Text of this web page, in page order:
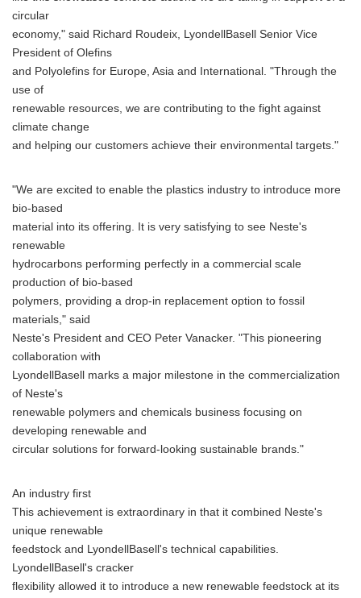
circular
economy," said Richard Roudeix, LyondellBasell Senior Vice
President of Olefins
and Polyolefins for Europe, Asia and International. "Through the
use of
renewable resources, we are contributing to the fight against
climate change
and helping our customers achieve their environmental targets."
"We are excited to enable the plastics industry to introduce more
bio-based
material into its offering. It is very satisfying to see Neste's
renewable
hydrocarbons performing perfectly in a commercial scale
production of bio-based
polymers, providing a drop-in replacement option to fossil
materials," said
Neste's President and CEO Peter Vanacker. "This pioneering
collaboration with
LyondellBasell marks a major milestone in the commercialization
of Neste's
renewable polymers and chemicals business focusing on
developing renewable and
circular solutions for forward-looking sustainable brands."
An industry first
This achievement is extraordinary in that it combined Neste's
unique renewable
feedstock and LyondellBasell's technical capabilities.
LyondellBasell's cracker
flexibility allowed it to introduce a new renewable feedstock at its